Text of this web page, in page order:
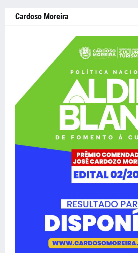
Cardoso Moreira